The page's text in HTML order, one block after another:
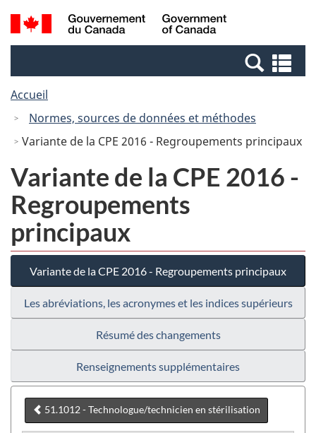
Passer
au
Passer
à
Canada
Recherche
et
et
Accueil
Normes, sources de données et méthodes
Variante de la CPE 2016 - Regroupements principaux
Variante de la CPE 2016 -
Regroupements
principaux
Variante de la CPE 2016 - Regroupements principaux
Les abréviations, les acronymes et les indices supérieurs
Résumé des changements
Renseignements supplémentaires
51.1012 - Technologue/technicien en stérilisation